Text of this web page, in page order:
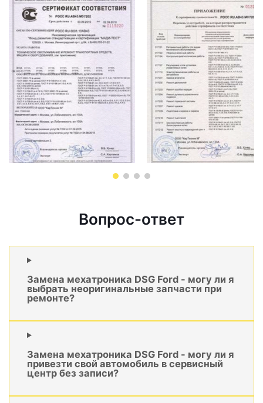
Вопрос-ответ
Замена мехатроника DSG Ford - могу ли я
выбрать неоригинальные запчасти при
ремонте?
Замена мехатроника DSG Ford - могу ли я
привезти свой автомобиль в сервисный
центр без записи?